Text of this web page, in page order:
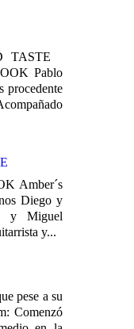
TASTE
Pablo
procedente
Amber´s
Diego y
y Miguel
y...
pese a su
Comenzó